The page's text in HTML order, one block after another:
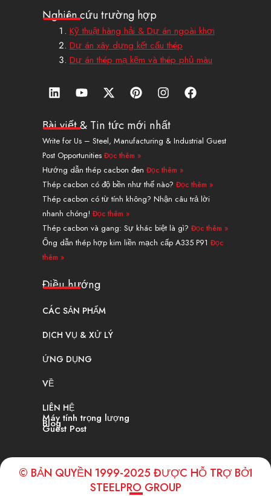
Nghiên cứu trường hợp
Kỹ thuật hàng hải & Dự án ngoài khơi
Dự án xây dựng kết cấu thép
Dự án thép mạ kẽm và thép phủ màu
L
i
k
e
d
i
n
Y
o
t
b
e
X
-
w
i
t
t
e
r
P
i
t
e
r
e
s
t
I
n
t
a
g
a
m
F
a
b
o
Bài viết & Tin tức mới nhất
Write for Us – Steel, Manufacturing & Industrial Guest
Post Opportunities Đọc thêm »
Hướng dẫn thép cacbon đen Đọc thêm »
Thép cacbon có độ bền như thế nào? Đọc thêm »
Thép cacbon có từ tính không? Nhận câu trả lời
nhanh chóng! Đọc thêm »
Thép cacbon và gang: Sự khác biệt là gì? Đọc thêm »
Ống dẫn thép hợp kim liền mạch cấp A335 P91 Đọc
thêm »
Điều hướng
CÁC SẢN PHẨM
DỊCH VỤ & XỬ LÝ
ỨNG DỤNG
VỀ
LIÊN HỆ
Máy tính trọng lượng
Blog
Guest Post
© BẢN QUYỀN 1999-2025 ĐƯỢC HỖ TRỢ BỞI
STEELPRO GROUP